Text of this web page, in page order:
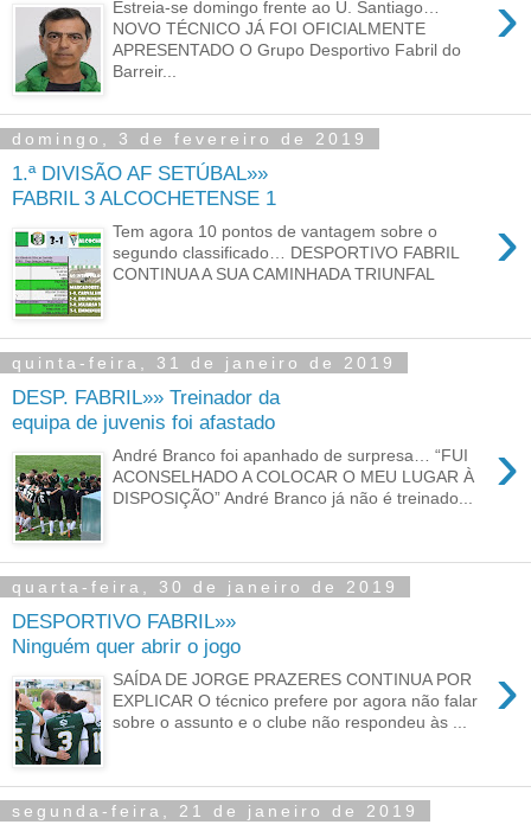
›
Estreia-se domingo frente ao U. Santiago…
NOVO TÉCNICO JÁ FOI OFICIALMENTE
APRESENTADO O Grupo Desportivo Fabril do
Barreir...
domingo, 3 de fevereiro de 2019
1.ª DIVISÃO AF SETÚBAL»»
FABRIL 3 ALCOCHETENSE 1
›
Tem agora 10 pontos de vantagem sobre o
segundo classificado… DESPORTIVO FABRIL
CONTINUA A SUA CAMINHADA TRIUNFAL
quinta-feira, 31 de janeiro de 2019
DESP. FABRIL»» Treinador da
equipa de juvenis foi afastado
›
André Branco foi apanhado de surpresa… “FUI
ACONSELHADO A COLOCAR O MEU LUGAR À
DISPOSIÇÃO” André Branco já não é treinado...
quarta-feira, 30 de janeiro de 2019
DESPORTIVO FABRIL»»
Ninguém quer abrir o jogo
›
SAÍDA DE JORGE PRAZERES CONTINUA POR
EXPLICAR O técnico prefere por agora não falar
sobre o assunto e o clube não respondeu às ...
segunda-feira, 21 de janeiro de 2019